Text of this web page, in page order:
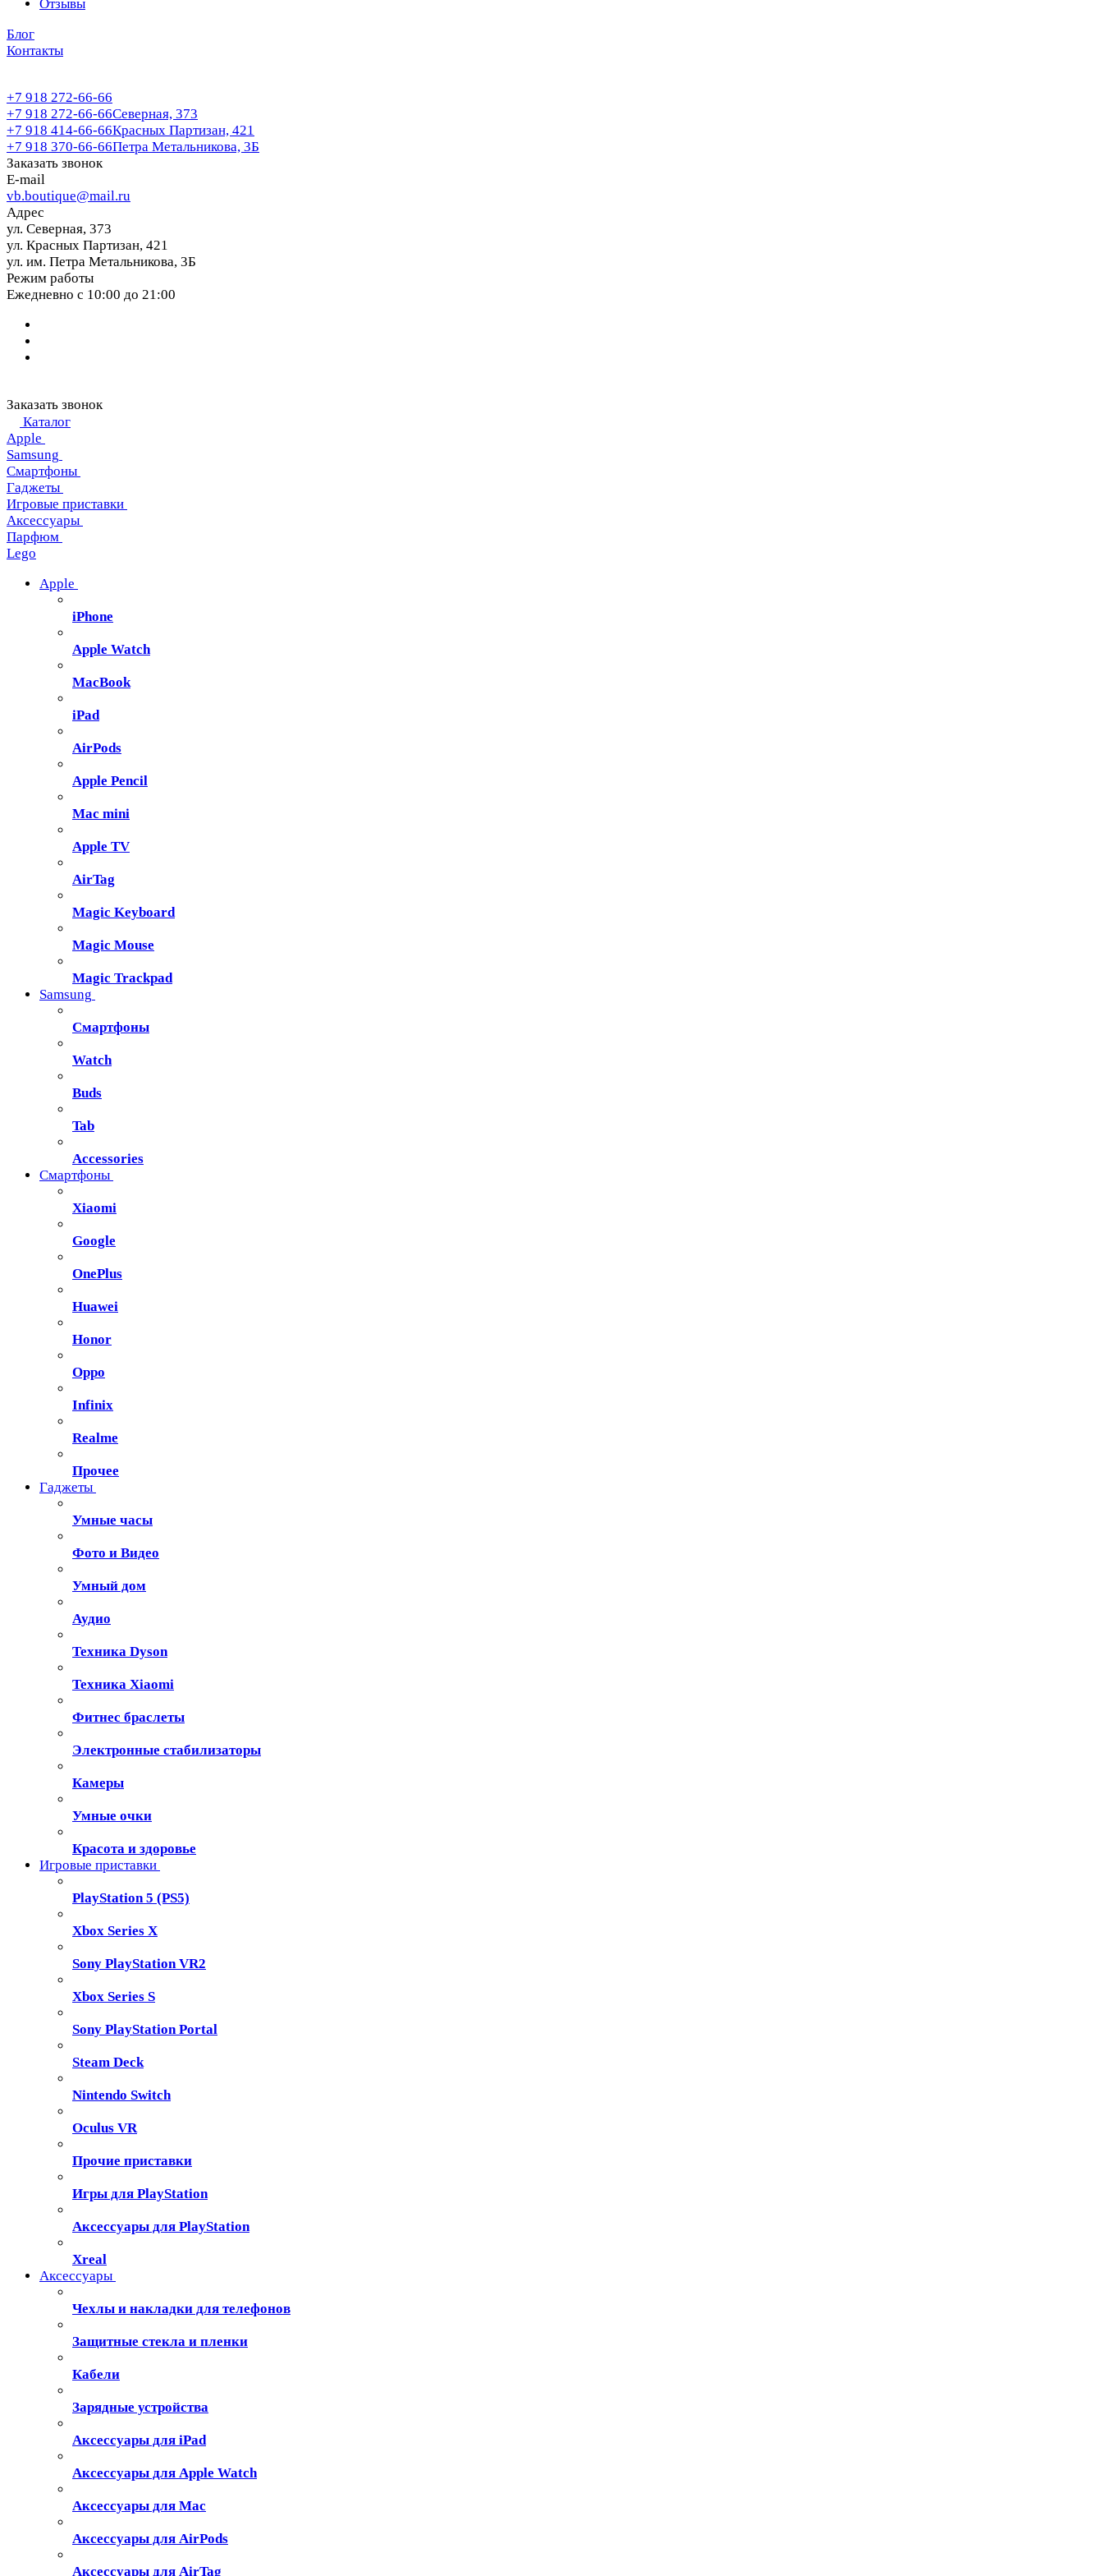
Отзывы
Блог
Контакты
+7 918 272-66-66
+7 918 272-66-66Северная, 373
+7 918 414-66-66Красных Партизан, 421
+7 918 370-66-66Петра Метальникова, 3Б
Заказать звонок
E-mail
vb.boutique@mail.ru
Адрес
ул. Северная, 373
ул. Красных Партизан, 421
ул. им. Петра Метальникова, 3Б
Режим работы
Ежедневно с 10:00 до 21:00
Заказать звонок
Каталог
Apple
Samsung
Смартфоны
Гаджеты
Игровые приставки
Аксессуары
Парфюм
Lego
Apple
iPhone
Apple Watch
MacBook
iPad
AirPods
Apple Pencil
Mac mini
Apple TV
AirTag
Magic Keyboard
Magic Mouse
Magic Trackpad
Samsung
Смартфоны
Watch
Buds
Tab
Accessories
Смартфоны
Xiaomi
Google
OnePlus
Huawei
Honor
Oppo
Infinix
Realme
Прочее
Гаджеты
Умные часы
Фото и Видео
Умный дом
Аудио
Техника Dyson
Техника Xiaomi
Фитнес браслеты
Электронные стабилизаторы
Камеры
Умные очки
Красота и здоровье
Игровые приставки
PlayStation 5 (PS5)
Xbox Series X
Sony PlayStation VR2
Xbox Series S
Sony PlayStation Portal
Steam Deck
Nintendo Switch
Oculus VR
Прочие приставки
Игры для PlayStation
Аксессуары для PlayStation
Xreal
Аксессуары
Чехлы и накладки для телефонов
Защитные стекла и пленки
Кабели
Зарядные устройства
Аксессуары для iPad
Аксессуары для Apple Watch
Аксессуары для Mac
Аксессуары для AirPods
Аксессуары для AirTag